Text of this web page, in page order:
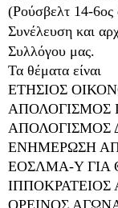
(Ρούσβελτ 14-6ος
Συνέλευση και
Συλλόγου μας.
Τα θέματα είναι
ΕΤΗΣΙΟΣ
ΑΠΟΛΟΓΙΣΜΟΣ
ΑΠΟΛΟΓΙΣΜΟΣ
ΕΝΗΜΕΡΩΣΗ
ΕΟΣΛΜΑ-Υ ΓΙΑ
ΟΡΕΙΝΟΣ